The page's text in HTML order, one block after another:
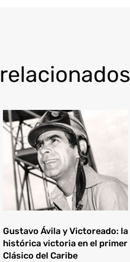
Gustavo Ávila y Victoreado: la
histórica victoria en el primer
Clásico del Caribe